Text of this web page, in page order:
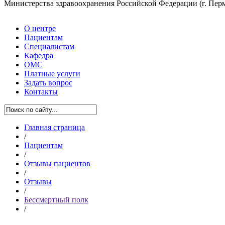
Министерства здравоохранения Российской Федерации (г.
О центре
Пациентам
Специалистам
Кафедра
ОМС
Платные услуги
Задать вопрос
Контакты
Главная страница
/
Пациентам
/
Отзывы пациентов
/
Отзывы
/
Бессмертный полк
/